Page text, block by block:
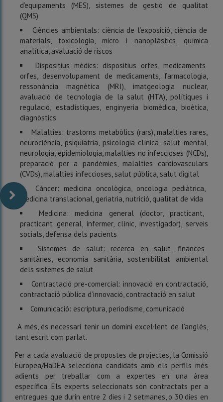
d’equipaments (MES), sistemes de gestió de qualitat
(QMS)
Ciències ambientals: ciència de l’exposició, ciència de
materials, toxicologia, micro i nanoplàstics, química
analítica, avaluació de riscos
Dispositius mèdics: dispositius orfes, medicaments
orfes, desenvolupament de medicaments, farmacologia,
ressonància magnètica (MRI), imatgeologia nuclear,
avaluació de tecnologia de la salut (HTA), polítiques i
regulació, estadístiques, enginyeria biomèdica, bioètica,
diagnòstics
Malalties: trastorns metabòlics (rars), malalties rares,
neurociència, psiquiatria, psicologia clínica, salut mental,
neurologia, epidemiologia, malalties no infeccioses (NCDs),
preparació per a pandèmies, malalties cardiovasculars
(CVDs), malalties infeccioses, salut pública, salut digital
Càncer: medicina oncològica, oncologia pediàtrica,
medicina translacional, geriatria, nutrició, qualitat de vida
Medicina: medicina general (doctor, practicant,
practicant general, infermer, clínic, investigador), serveis
socials, defensa dels pacients
Sistemes de salut: recerca en salut, finances
sanitàries, economia sanitària, sostenibilitat ambiental
dels sistemes de salut
Contractació pre-comercial: innovació en contractació,
contractació pública d’innovació, contractació en salut
Comunicació: escriptura, periodisme, comunicació
A més, és necessari tenir un domini excel·lent de l’anglès,
tant escrit com parlat.
Per a cada avaluació de propostes de projectes, la Comissió
Europea/HaDEA selecciona candidats amb els perfils més
adients per treballar com a expertes en una àrea
específica. Els experts seleccionats són contractats per a
entregues que durin entre 2 dies i 2 setmanes, o 30 dies en